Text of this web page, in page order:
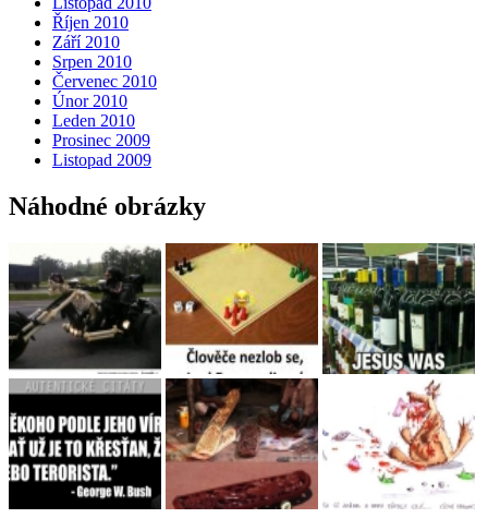
Říjen 2010
Září 2010
Srpen 2010
Červenec 2010
Únor 2010
Leden 2010
Prosinec 2009
Listopad 2009
Náhodné obrázky